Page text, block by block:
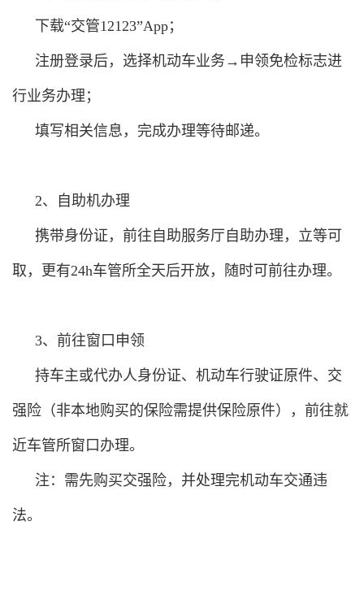
下载“交管12123”App；
注册登录后，选择机动车业务→申领免检标志进
行业务办理；
填写相关信息，完成办理等待邮递。
2、自助机办理
携带身份证，前往自助服务厅自助办理，立等可
取，更有24h车管所全天后开放，随时可前往办理。
3、前往窗口申领
持车主或代办人身份证、机动车行驶证原件、交
强险（非本地购买的保险需提供保险原件），前往就
近车管所窗口办理。
注：需先购买交强险，并处理完机动车交通违
法。